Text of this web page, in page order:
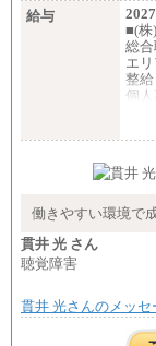
給与
■(株
総
エ
整給
個
総
※詳
総
整給
働きやすい環境で
貫井 光 さん
聴覚障害
貫井 光さんのメッセ